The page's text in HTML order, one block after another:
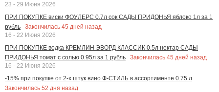
23 - 29 Июня 2026
ПРИ ПОКУПКЕ виски ФОУЛЕРС 0.7л сок САДЫ ПРИДОНЬЯ яблоко 1л за 1
рубль
Закончилась 45 дней назад
16 - 22 Июня 2026
ПРИ ПОКУПКЕ водка КРЕМЛИН ЭВОРД КЛАССИК 0.5л нектар САДЫ
ПРИДОНЬЯ томат с солью 0.95л за 1 рубль
Закончилась 45 дней назад
16 - 22 Июня 2026
-15% при покупке от 2-х штук вино Ф-СТИЛЬ в ассортименте 0.75 л
Закончилась 52 дня назад